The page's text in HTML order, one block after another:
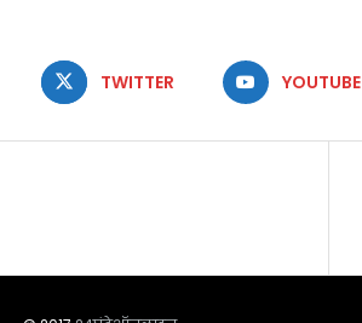
TWITTER YOUTUBE